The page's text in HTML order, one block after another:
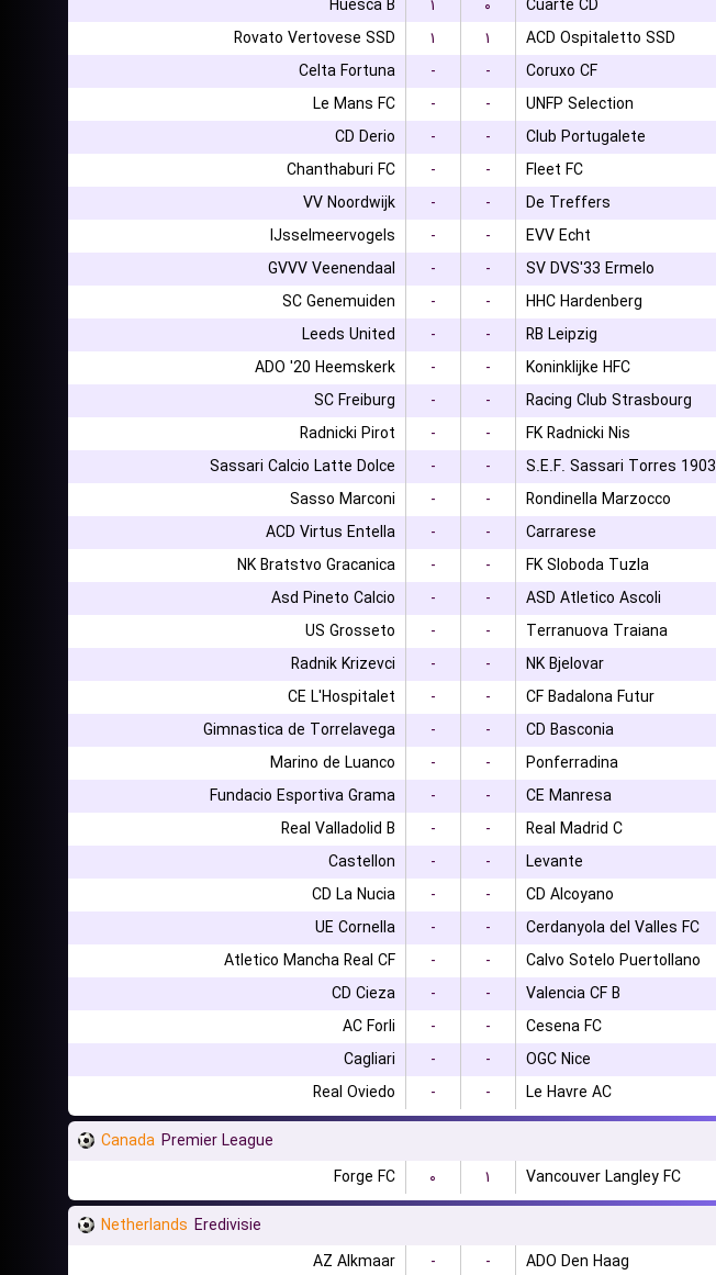
Huesca B
۱ ۰ Cuarte CD
Rovato Vertovese SSD
۱ ۱ ACD Ospitaletto SSD
Celta Fortuna
- - Coruxo CF
Le Mans FC
- - UNFP Selection
CD Derio
- - Club Portugalete
Chanthaburi FC
- - Fleet FC
VV Noordwijk
- - De Treffers
IJsselmeervogels
- - EVV Echt
GVVV Veenendaal
- - SV DVS'33 Ermelo
SC Genemuiden
- - HHC Hardenberg
Leeds United
- - RB Leipzig
ADO '20 Heemskerk
- - Koninklijke HFC
SC Freiburg
- - Racing Club Strasbourg
Radnicki Pirot
- - FK Radnicki Nis
Sassari Calcio Latte Dolce
- - S.E.F. Sassari Torres 1903
Sasso Marconi
- - Rondinella Marzocco
ACD Virtus Entella
- - Carrarese
NK Bratstvo Gracanica
- - FK Sloboda Tuzla
Asd Pineto Calcio
- - ASD Atletico Ascoli
US Grosseto
- - Terranuova Traiana
Radnik Krizevci
- - NK Bjelovar
CE L'Hospitalet
- - CF Badalona Futur
Gimnastica de Torrelavega
- - CD Basconia
Marino de Luanco
- - Ponferradina
Fundacio Esportiva Grama
- - CE Manresa
Real Valladolid B
- - Real Madrid C
Castellon
- - Levante
CD La Nucia
- - CD Alcoyano
UE Cornella
- - Cerdanyola del Valles FC
Atletico Mancha Real CF
- - Calvo Sotelo Puertollano
CD Cieza
- - Valencia CF B
AC Forli
- - Cesena FC
Cagliari
- - OGC Nice
Real Oviedo
- - Le Havre AC
Canada Premier League
Forge FC
۰ ۱ Vancouver Langley FC
Netherlands Eredivisie
AZ Alkmaar
- - ADO Den Haag